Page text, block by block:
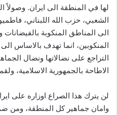
لها في المنطقة الى ايران. وصولاً
الشعبي، حزب الله اللبناني،
الى المناطق المنكوبة
المنكوبين، انما تهدف بالاساس
التراجع على نضالاتها ونضال
الاطاحة بالجمهورية الاسلامية،
لن يترك هذا الصراع اوزاره على
وامان جماهير كل المنطقة، ومن